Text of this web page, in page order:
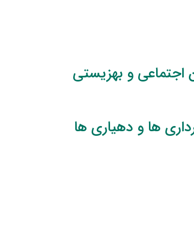
اجتماعی و بهزیستی
ها و دهیاری ها